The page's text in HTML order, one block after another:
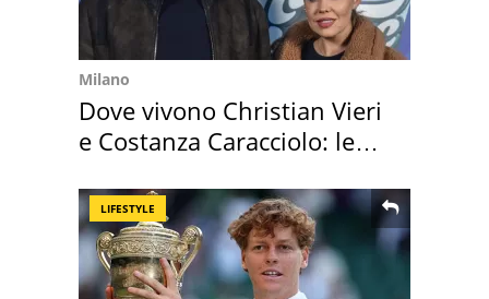
Milano
Dove vivono Christian Vieri
e Costanza Caracciolo: le
LIFESTYLE